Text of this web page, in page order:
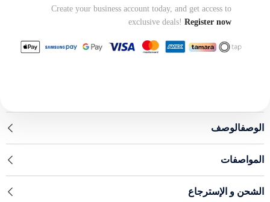
Create your business account today, and get access to
exclusive deals! Register now
الوصفالوصف
المواصفات
الشحن و الإسترجاع